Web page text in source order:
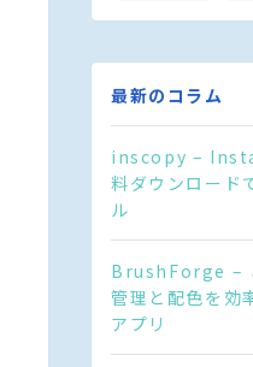
最新のコラム
inscopy –
料ダウンロード
ル
BrushForge –
管理と配色を効
アプリ